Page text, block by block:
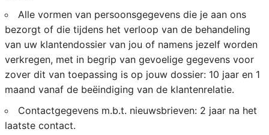
Alle vormen van persoonsgegevens die je aan ons
bezorgt of die tijdens het verloop van de behandeling
van uw klantendossier van jou of namens jezelf worden
verkregen, met in begrip van gevoelige gegevens voor
zover dit van toepassing is op jouw dossier: 10 jaar en 1
maand vanaf de beëindiging van de klantenrelatie.
Contactgegevens m.b.t. nieuwsbrieven: 2 jaar na het
laatste contact.